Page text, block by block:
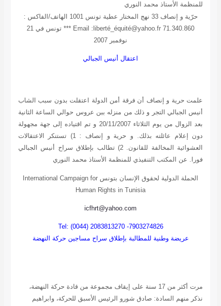
للمنظمة
الأستاذ محمد النوري
حرّية و إنصاف
33 نهج المختار عطية تونس 1001 الهاتف/الفاكس :
71.340.860 Email :liberté_équité@yahoo.fr *** تونس في 21
نوفمبر 2007
اعتقال أنيس الجبالي
علمت حرية و إنصاف أن فرقة أمن الدولة اعتقلت بدون سبب الشاب
أنيس الجبالي التجر و ذلك من منزله ببن عروس حوالي الساعة الثانية
بعد الزوال من يوم الثلاثاء 20/11/2007 و تم اقتياده إلى جهة مجهولة
دون إعلام عائلته بذلك. و حرية و إنصاف : 1) تستنكر الاعتقالات
العشوائية المخالفة للقانون. 2) تطالب بإطلاق سراح أنيس الجبالي
فورا. عن المكتب التنفيذي للمنظمة
الأستاذ محمد النوري
الحملة الدولية لحقوق الإنسان بتونس International Campaign for
Human Rights in Tunisia
icfhrt@yahoo.com
Tel: (0044) 2083813270 -7903274826
عريضة وطنية للمطالبة بإطلاق سراح مساجين حركة النهضة
مرت أكثر من 17 سنة على إيقاف مجموعة من قادة حركة النهضة،
نذكر منهم السادة: صادق شورو الرئيس الأسبق للحركة، وابراهيم